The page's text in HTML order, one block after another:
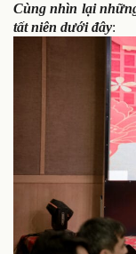
Cùng nhìn lại
tất niên dưới đây: